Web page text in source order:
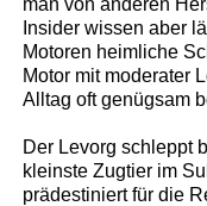
Insider wissen aber
Motoren heimliche
Motor mit moderater
Alltag oft genügsam
Der Levorg schleppt
kleinste Zugtier im
prädestiniert für die